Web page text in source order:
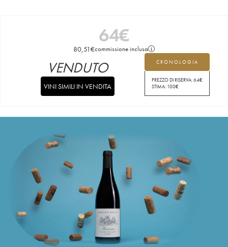
64€
80,51€commissione inclusa
CRONOLOGIA
PREZZO DI RISERVA:64€
STIMA: 100€
VENDUTO
VINI SIMILI IN VENDITA